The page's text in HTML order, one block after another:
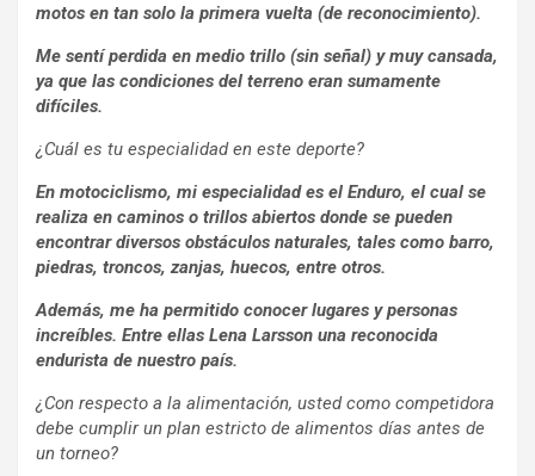
motos en tan solo la primera vuelta (de reconocimiento).
Me sentí perdida en medio trillo (sin señal) y muy cansada,
ya que las condiciones del terreno eran sumamente
difíciles.
¿Cuál es tu especialidad en este deporte?
En motociclismo, mi especialidad es el Enduro, el cual se
realiza en caminos o trillos abiertos donde se pueden
encontrar diversos obstáculos naturales, tales como barro,
piedras, troncos, zanjas, huecos, entre otros.
Además, me ha permitido conocer lugares y personas
increíbles. Entre ellas Lena Larsson una reconocida
endurista de nuestro país.
¿Con respecto a la alimentación, usted como competidora
debe cumplir un plan estricto de alimentos días antes de
un torneo?